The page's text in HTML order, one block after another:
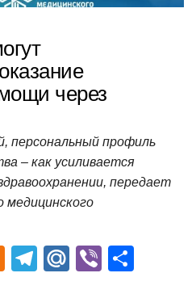
через
персональный профиль
– как усиливается
передает
медицинского
O
T
M Vi